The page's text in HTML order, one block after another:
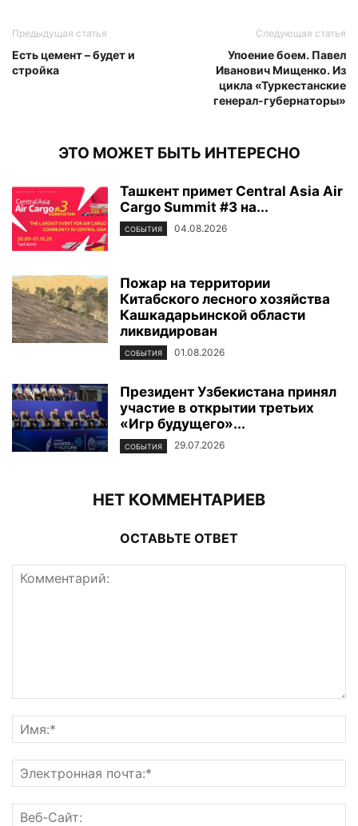
Предыдущая статья
Есть цемент – будет и
стройка
Следующая статья
Упоение боем. Павел
Иванович Мищенко. Из
цикла «Туркестанские
генерал-губернаторы»
ЭТО МОЖЕТ БЫТЬ ИНТЕРЕСНО
Ташкент примет Central Asia Air
Cargo Summit #3 на...
СОБЫТИЯ 04.08.2026
Пожар на территории
Китабского лесного хозяйства
Кашкадарьинской области
ликвидирован
СОБЫТИЯ 01.08.2026
Президент Узбекистана принял
участие в открытии третьих
«Игр будущего»...
СОБЫТИЯ 29.07.2026
НЕТ КОММЕНТАРИЕВ
ОСТАВЬТЕ ОТВЕТ